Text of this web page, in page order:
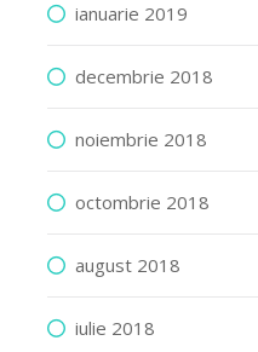
ianuarie 2019
decembrie 2018
noiembrie 2018
octombrie 2018
august 2018
iulie 2018